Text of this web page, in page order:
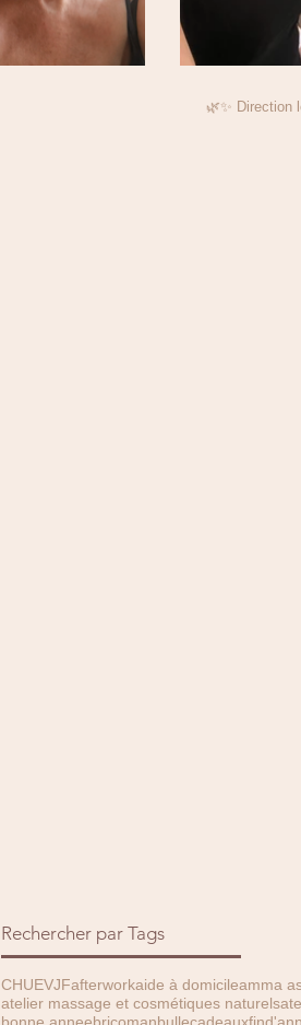
🌿✨
Rechercher par Tags
CHUEVJFafterworkaide à domicileamma
atelier massage et cosmétiques naturels
bonne anneebricomanbulle